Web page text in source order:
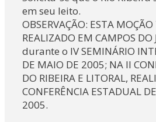
em seu leito.
OBSERVAÇÃO: ESTA
REALIZADO EM CAMPOS
durante o IV SEMINÁRIO
DE MAIO DE 2005; NA II
DO RIBEIRA E LITORAL,
CONFERÊNCIA ESTADUAL
2005.